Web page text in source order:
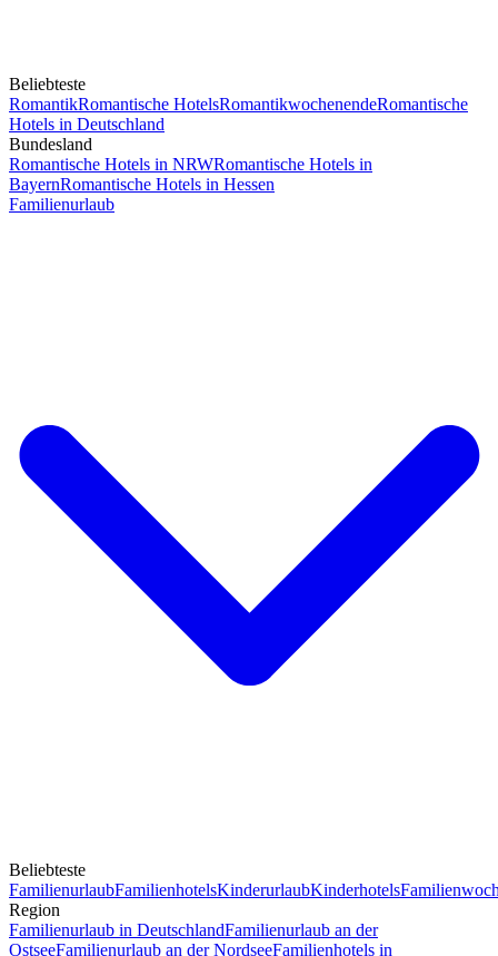
Beliebteste
RomantikRomantische HotelsRomantikwochenendeRomantische
Hotels in Deutschland
Bundesland
Romantische Hotels in NRWRomantische Hotels in
BayernRomantische Hotels in Hessen
Familienurlaub
Beliebteste
FamilienurlaubFamilienhotelsKinderurlaubKinderhotels
Region
Familienurlaub in DeutschlandFamilienurlaub an der
OstseeFamilienurlaub an der NordseeFamilienhotels in